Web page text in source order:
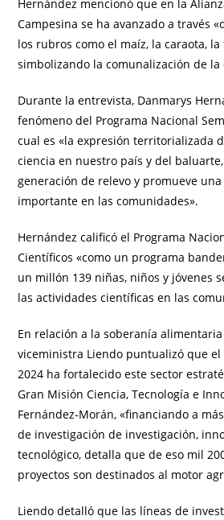
Hernández mencionó que en la
Campesina se ha avanzado a través
los rubros como el maíz, la caraota,
simbolizando la comunalización de la
Durante la entrevista, Danmarys
fenómeno del Programa Nacional
cual es «la expresión territorializada
ciencia en nuestro país y del
generación de relevo y promueve
importante en las comunidades».
Hernández calificó el Programa
Científicos «como un programa
un millón 139 niñas, niños y jóvenes
las actividades científicas en las
En relación a la soberanía
viceministra Liendo puntualizó que
2024 ha fortalecido este sector
Gran Misión Ciencia, Tecnología e
Fernández-Morán, «financiando a
de investigación de investigación,
tecnológico, detalla que de eso mil
proyectos son destinados al motor
Liendo detalló que las líneas de